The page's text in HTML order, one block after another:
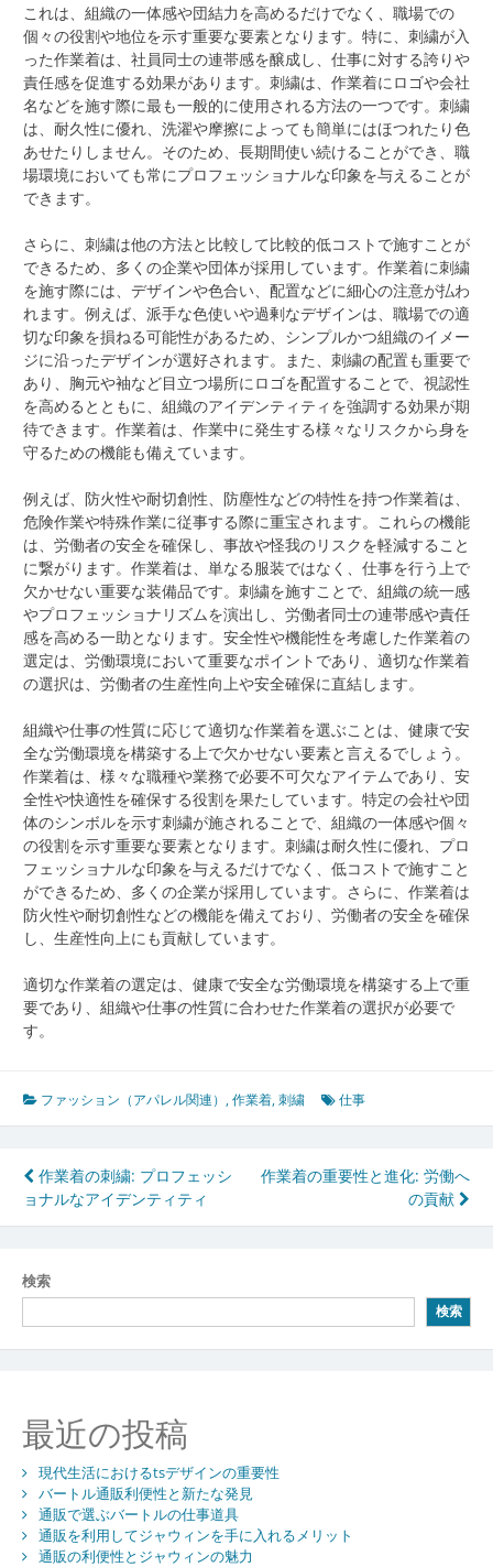
これは、組織の一体感や団結力を高めるだけでなく、職場での
個々の役割や地位を示す重要な要素となります。特に、刺繍が入
った作業着は、社員同士の連帯感を醸成し、仕事に対する誇りや
責任感を促進する効果があります。刺繍は、作業着にロゴや会社
名などを施す際に最も一般的に使用される方法の一つです。刺繍
は、耐久性に優れ、洗濯や摩擦によっても簡単にはほつれたり色
あせたりしません。そのため、長期間使い続けることができ、職
場環境においても常にプロフェッショナルな印象を与えることが
できます。
さらに、刺繍は他の方法と比較して比較的低コストで施すことが
できるため、多くの企業や団体が採用しています。作業着に刺繍
を施す際には、デザインや色合い、配置などに細心の注意が払わ
れます。例えば、派手な色使いや過剰なデザインは、職場での適
切な印象を損ねる可能性があるため、シンプルかつ組織のイメー
ジに沿ったデザインが選好されます。また、刺繍の配置も重要で
あり、胸元や袖など目立つ場所にロゴを配置することで、視認性
を高めるとともに、組織のアイデンティティを強調する効果が期
待できます。作業着は、作業中に発生する様々なリスクから身を
守るための機能も備えています。
例えば、防火性や耐切創性、防塵性などの特性を持つ作業着は、
危険作業や特殊作業に従事する際に重宝されます。これらの機能
は、労働者の安全を確保し、事故や怪我のリスクを軽減すること
に繋がります。作業着は、単なる服装ではなく、仕事を行う上で
欠かせない重要な装備品です。刺繍を施すことで、組織の統一感
やプロフェッショナリズムを演出し、労働者同士の連帯感や責任
感を高める一助となります。安全性や機能性を考慮した作業着の
選定は、労働環境において重要なポイントであり、適切な作業着
の選択は、労働者の生産性向上や安全確保に直結します。
組織や仕事の性質に応じて適切な作業着を選ぶことは、健康で安
全な労働環境を構築する上で欠かせない要素と言えるでしょう。
作業着は、様々な職種や業務で必要不可欠なアイテムであり、安
全性や快適性を確保する役割を果たしています。特定の会社や団
体のシンボルを示す刺繍が施されることで、組織の一体感や個々
の役割を示す重要な要素となります。刺繍は耐久性に優れ、プロ
フェッショナルな印象を与えるだけでなく、低コストで施すこと
ができるため、多くの企業が採用しています。さらに、作業着は
防火性や耐切創性などの機能を備えており、労働者の安全を確保
し、生産性向上にも貢献しています。
適切な作業着の選定は、健康で安全な労働環境を構築する上で重
要であり、組織や仕事の性質に合わせた作業着の選択が必要で
す。
ファッション（アパレル関連） ,作業着,刺繍 仕事
投
稿
ビ
ゲ
ー
ョ
ン
作業着の刺繍: プロフェッシ
ョナルなアイデンティティ
作業着の重要性と進化: 労働へ
の貢献
検索
検索
最近の投稿
現代生活におけるtsデザインの重要性
バートル通販利便性と新たな発見
通販で選ぶバートルの仕事道具
通販を利用してジャウィンを手に入れるメリット
通販の利便性とジャウィンの魅力